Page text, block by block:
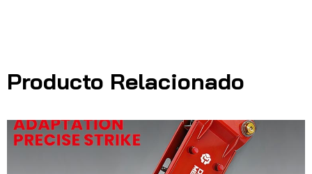
Producto Relacionado